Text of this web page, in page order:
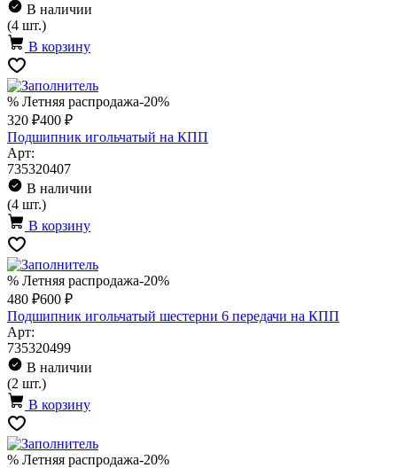
В наличии
(4 шт.)
В корзину
% Летняя распродажа-20%
320 ₽400 ₽
Подшипник игольчатый на КПП
Арт:
735320407
В наличии
(4 шт.)
В корзину
% Летняя распродажа-20%
480 ₽600 ₽
Подшипник игольчатый шестерни 6 передачи на КПП
Арт:
735320499
В наличии
(2 шт.)
В корзину
% Летняя распродажа-20%